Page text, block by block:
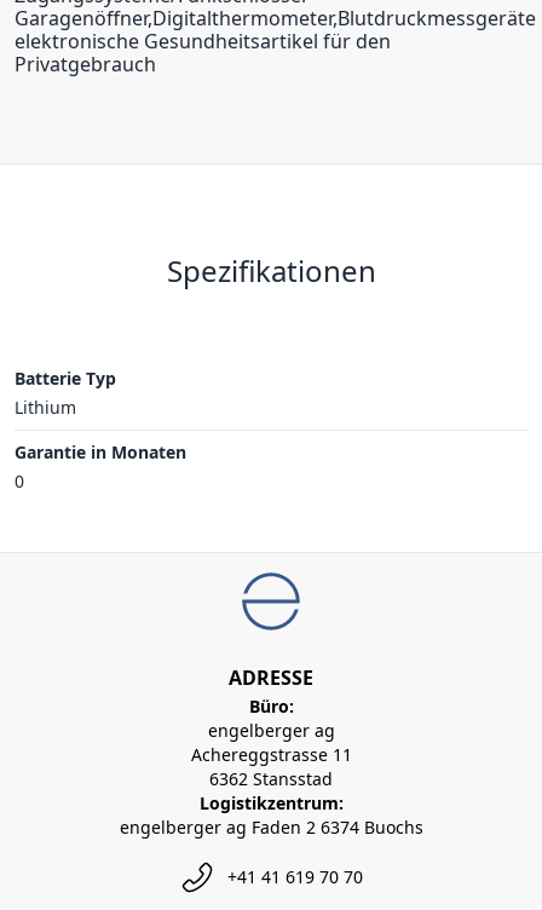
Garagenöffner,Digitalthermometer,Blutdruckmessgeräte
elektronische Gesundheitsartikel für den
Privatgebrauch
Spezifikationen
Batterie Typ
Lithium
Garantie in Monaten
0
ADRESSE
Büro:
engelberger ag
Achereggstrasse 11
6362 Stansstad
Logistikzentrum:
engelberger ag Faden 2 6374 Buochs
+41 41 619 70 70